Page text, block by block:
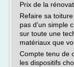
Prix de la
Refaire sa
pas d'un simple
sur toute une
matériaux que
Compte tenu de
les dispositifs